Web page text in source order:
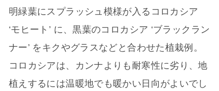
明緑葉にスプラッシュ模様が入るコロカシア
‘モヒート’ に、黒葉のコロカシア ‘ブラックラン
ナー’ をキクやグラスなどと合わせた植栽例。
コロカシアは、カンナよりも耐寒性に劣り、地
植えするには温暖地でも暖かい日向がよいでし